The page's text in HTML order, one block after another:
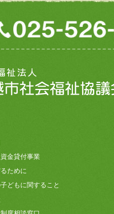
金貸付事業
ために
どもに関すること